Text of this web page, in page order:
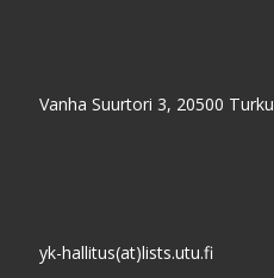
Vanha Suurtori 3, 20500 Turku
yk-hallitus(at)lists.utu.fi